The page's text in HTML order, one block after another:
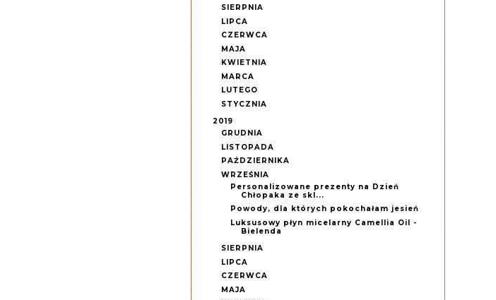
SIERPNIA
LIPCA
CZERWCA
MAJA
KWIETNIA
MARCA
LUTEGO
STYCZNIA
2019
GRUDNIA
LISTOPADA
PAŹDZIERNIKA
WRZEŚNIA
Personalizowane prezenty na Dzień
Chłopaka ze skl...
Powody, dla których pokochałam jesień
Luksusowy płyn micelarny Camellia Oil -
Bielenda
SIERPNIA
LIPCA
CZERWCA
MAJA